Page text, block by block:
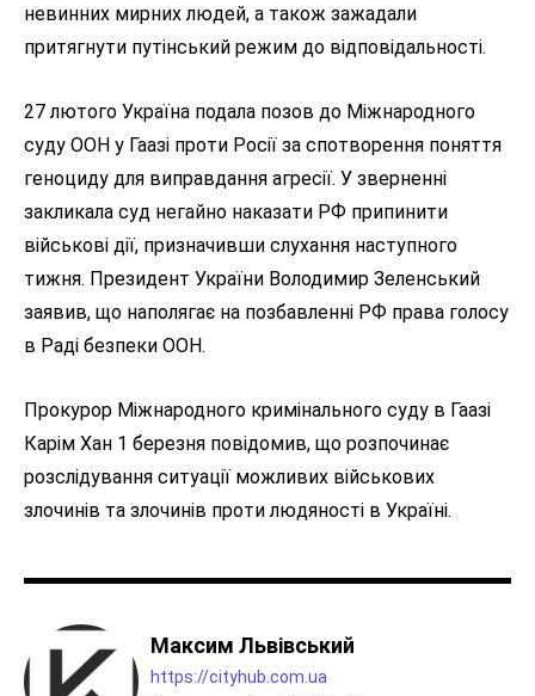
невинних мирних людей, а також зажадали
притягнути путінський режим до відповідальності.
27 лютого Україна подала позов до Міжнародного
суду ООН у Гаазі проти Росії за спотворення поняття
геноциду для виправдання агресії. У зверненні
закликала суд негайно наказати РФ припинити
військові дії, призначивши слухання наступного
тижня. Президент України Володимир Зеленський
заявив, що наполягає на позбавленні РФ права голосу
в Раді безпеки ООН.
Прокурор Міжнародного кримінального суду в Гаазі
Карім Хан 1 березня повідомив, що розпочинає
розслідування ситуації можливих військових
злочинів та злочинів проти людяності в Україні.
Максим Львівський
https://cityhub.com.ua